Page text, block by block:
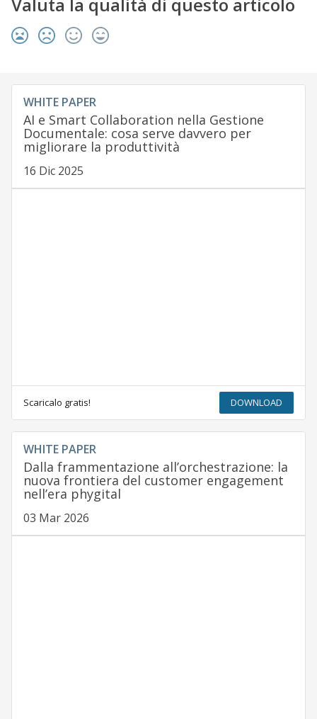
Valuta la qualità di questo articolo
WHITE PAPER
AI e Smart Collaboration nella Gestione
Documentale: cosa serve davvero per
migliorare la produttività
16 Dic 2025
Scaricalo gratis! DOWNLOAD
WHITE PAPER
Dalla frammentazione all’orchestrazione: la
nuova frontiera del customer engagement
nell’era phygital
03 Mar 2026